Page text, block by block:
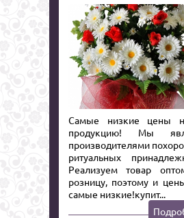
Самые низкие цены
продукцию! Мы
производителями
ритуальных
Реализуем товар
розницу, поэтому и
самые низкие!купит...